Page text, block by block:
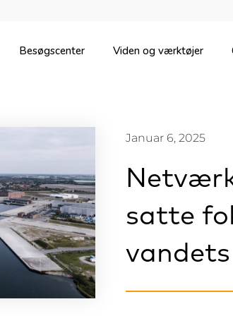
Besøgscenter Viden og værktøjer
Januar 6, 2025
satte